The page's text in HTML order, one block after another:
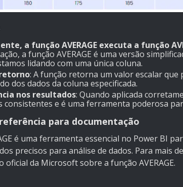
a função AVERAGE executa a função
a função AVERAGE é uma versão
lidando com uma única coluna.
: A função retorna um valor escalar que
dos dados da coluna especificada.
nos resultados: Quando aplicada
consistentes e é uma ferramenta poderosa
para documentação
é uma ferramenta essencial no Power BI
precisos para análise de dados. Para mais
oficial da Microsoft sobre a função AVERAGE.